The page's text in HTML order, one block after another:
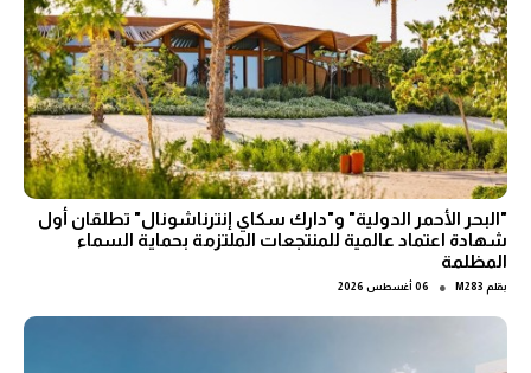
"البحر الأحمر الدولية" و"دارك سكاي إنترناشونال" تطلقان أول
شهادة اعتماد عالمية للمنتجعات الملتزمة بحماية السماء
المظلمة
بقلم M283
● 06 أغسطس 2026